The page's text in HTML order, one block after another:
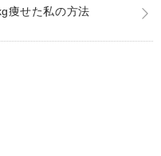
痩せた私の方法